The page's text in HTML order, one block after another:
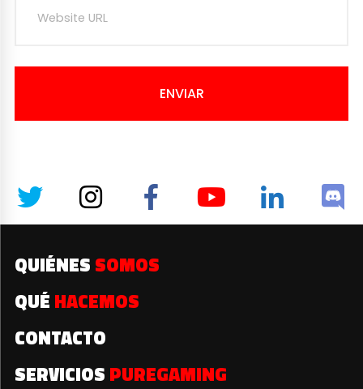
ENVIAR
QUIÉNES SOMOS
QUÉ HACEMOS
CONTACTO
SERVICIOS PUREGAMING